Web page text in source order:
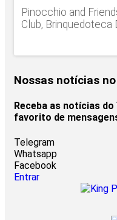
Pinocchio and
Club, Brinquedoteca
Nossas notícias
Receba as notícias
favorito de
Telegram
Whatsapp
Facebook
Entrar